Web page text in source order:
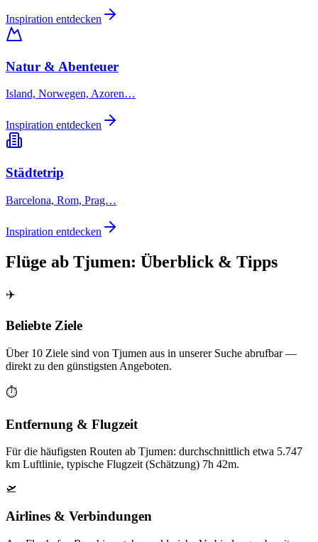
Inspiration entdecken
Natur & Abenteuer
Island, Norwegen, Azoren…
Inspiration entdecken
Städtetrip
Barcelona, Rom, Prag…
Inspiration entdecken
Flüge ab Tjumen: Überblick & Tipps
✈️
Beliebte Ziele
Über 10 Ziele sind von Tjumen aus in unserer Suche abrufbar —
direkt zu den günstigsten Angeboten.
⏱️
Entfernung & Flugzeit
Für die häufigsten Routen ab Tjumen: durchschnittlich etwa 5.747
km Luftlinie, typische Flugzeit (Schätzung) 7h 42m.
🛫
Airlines & Verbindungen